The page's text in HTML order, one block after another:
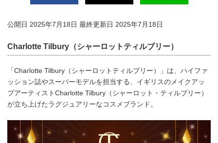
ライフスタイル
公開日 2025年7月18日 最終更新日 2025年7月18日
Charlotte Tilbury（シャーロットティルブリー）
「Charlotte Tilbury（シャーロットティルブリー）」は、ハイファ
ッション誌やスーパーモデルを担当する、イギリスのメイクアッ
プアーティストCharlotte Tilbury（シャーロット・ティルブリー）
が立ち上げたラグジュアリーなコスメブランド。